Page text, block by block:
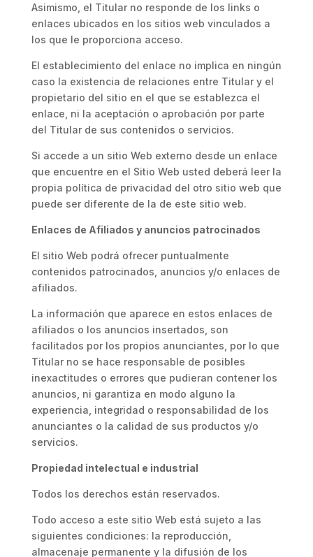
Asimismo, el Titular no responde de los links o
enlaces ubicados en los sitios web vinculados a
los que le proporciona acceso.
El establecimiento del enlace no implica en ningún
caso la existencia de relaciones entre Titular y el
propietario del sitio en el que se establezca el
enlace, ni la aceptación o aprobación por parte
del Titular de sus contenidos o servicios.
Si accede a un sitio Web externo desde un enlace
que encuentre en el Sitio Web usted deberá leer la
propia política de privacidad del otro sitio web que
puede ser diferente de la de este sitio web.
Enlaces de Afiliados y anuncios patrocinados
El sitio Web podrá ofrecer puntualmente
contenidos patrocinados, anuncios y/o enlaces de
afiliados.
La información que aparece en estos enlaces de
afiliados o los anuncios insertados, son
facilitados por los propios anunciantes, por lo que
Titular no se hace responsable de posibles
inexactitudes o errores que pudieran contener los
anuncios, ni garantiza en modo alguno la
experiencia, integridad o responsabilidad de los
anunciantes o la calidad de sus productos y/o
servicios.
Propiedad intelectual e industrial
Todos los derechos están reservados.
Todo acceso a este sitio Web está sujeto a las
siguientes condiciones: la reproducción,
almacenaje permanente y la difusión de los